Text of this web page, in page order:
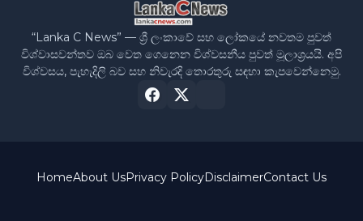
“Lanka C News” — ශ්‍රී ලංකාවේ සහ ලෝකයේ නවතම පුවත්
විශ්වාසවන්තව ඔබ වෙත ගෙනෙන විශ්වසනීය පුවත් මූලාශ්‍රයයි. අපි
විශ්වසය, පැහැදිලි බව සහ නිවැරදි තොරතුරු සඳහා කැපවෙන්නෙමු.
HomeAbout UsPrivacy PolicyDisclaimerContact Us